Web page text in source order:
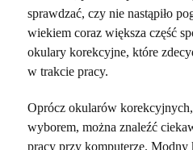
sprawdzać, czy nie nastąpiło
wiekiem coraz większa część
okulary korekcyjne, które
w trakcie pracy.
Oprócz okularów
wyborem, można znaleźć
pracy przy komputerze. Modny